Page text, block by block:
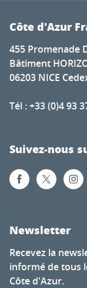
Côte d'Azur
455 Promenade
Bâtiment
06203 NICE
Tél : +33 (0)4 93
Suivez-nous
Newsletter
Recevez la
informé de tous
Côte d'Azur.